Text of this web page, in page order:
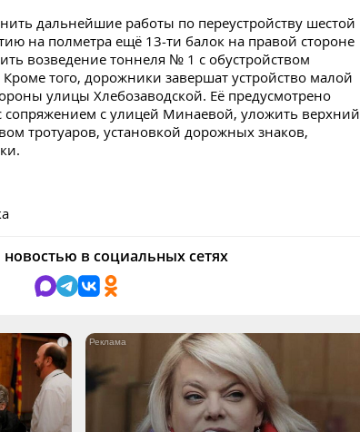
дальнейшие работы по переустройству шестой
на полметра ещё 13-ти балок на правой стороне
возведение тоннеля № 1 с обустройством
того, дорожники завершат устройство малой
улицы Хлебозаводской. Её предусмотрено
сопряжением с улицей Минаевой, уложить верхний
тротуаров, установкой дорожных знаков,
в социальных сетях
i